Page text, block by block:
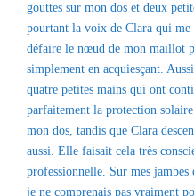
gouttes sur mon dos et deux
pourtant la voix de Clara qui
défaire le nœud de mon maillot
simplement en acquiesçant.
quatre petites mains qui ont
parfaitement la protection
mon dos, tandis que Clara
aussi. Elle faisait cela très
professionnelle. Sur mes jambes
je ne comprenais pas vraiment